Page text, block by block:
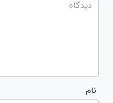
نام